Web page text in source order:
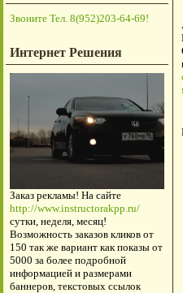
Звоните Тел. 8(952)203-64-69!
Интернет Решения
Заказ рекламы! На сайте
http://www.instructorakpp.ru/
сутки, неделя, месяц!
Возможность заказов кликов от
150 так же вариант как показы от
5000 за более подробной
информацией и размерами
баннеров, текстовых ссылок